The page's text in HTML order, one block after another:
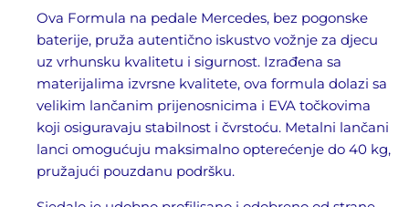
Ova Formula na pedale Mercedes, bez pogonske
baterije, pruža autentično iskustvo vožnje za djecu
uz vrhunsku kvalitetu i sigurnost. Izrađena sa
materijalima izvrsne kvalitete, ova formula dolazi sa
velikim lančanim prijenosnicima i EVA točkovima
koji osiguravaju stabilnost i čvrstoću. Metalni lančani
lanci omogućuju maksimalno opterećenje do 40 kg,
pružajući pouzdanu podršku.